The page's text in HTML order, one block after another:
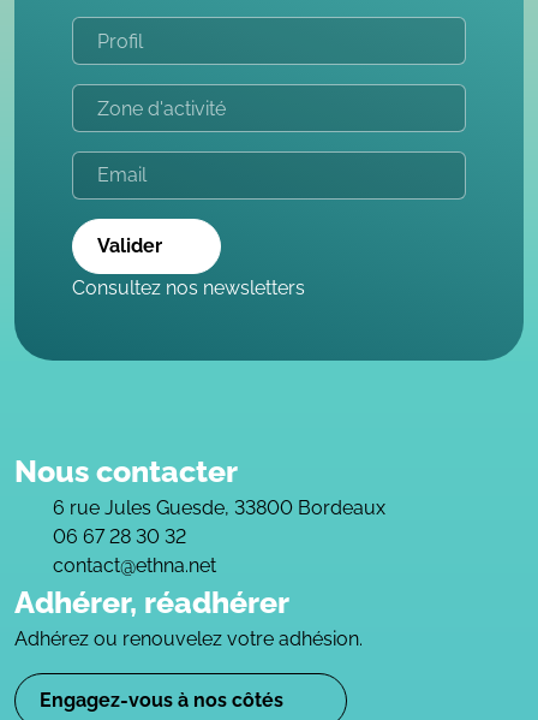
Valider
Consultez nos newsletters
Nous contacter
6 rue Jules Guesde, 33800 Bordeaux
06 67 28 30 32
contact@ethna.net
Adhérer, réadhérer
Adhérez ou renouvelez votre adhésion.
Engagez-vous à nos côtés